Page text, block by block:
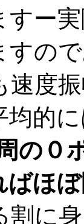
ー
すの
速度
均的
の０
ばほ
割に